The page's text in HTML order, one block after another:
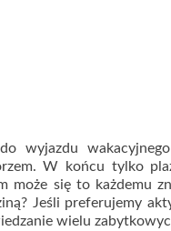
wyjazdu
W końcu tylko
może się to każdemu
Jeśli preferujemy
wielu